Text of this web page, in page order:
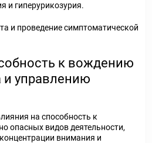
и гиперурикозурия.
и проведение симптоматической
к вождению
и управлению
на способность к
опасных видов деятельности,
внимания и